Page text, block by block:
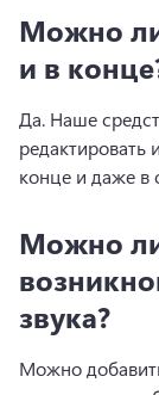
Можно ли
и в
Да. Наше
редактировать
конце и даже в
Можно ли
звука?
Можно